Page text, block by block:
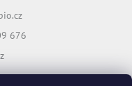
676